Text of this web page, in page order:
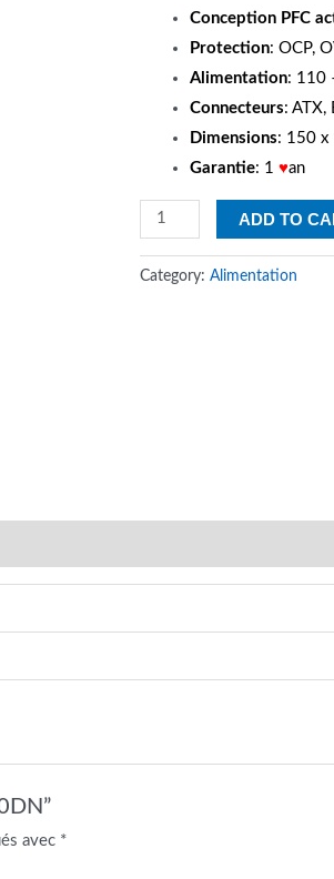
Conception PFC
Protection: OCP,
Alimentation: 110
Connecteurs: ATX,
Dimensions: 150 x
Garantie: 1 ♥an
Bloc
d'alimentation
MSI
ADD TO
Category: Alimentation
avec *